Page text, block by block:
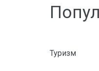
Туризм